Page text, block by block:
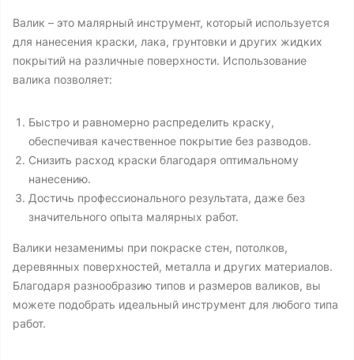
Валик – это малярный инструмент, который используется
для нанесения краски, лака, грунтовки и других жидких
покрытий на различные поверхности. Использование
валика позволяет:
Быстро и равномерно распределить краску,
обеспечивая качественное покрытие без разводов.
Снизить расход краски благодаря оптимальному
нанесению.
Достичь профессионального результата, даже без
значительного опыта малярных работ.
Валики незаменимы при покраске стен, потолков,
деревянных поверхностей, металла и других материалов.
Благодаря разнообразию типов и размеров валиков, вы
можете подобрать идеальный инструмент для любого типа
работ.